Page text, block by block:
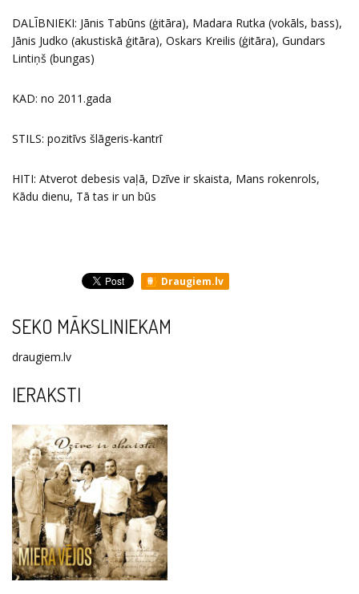
DALĪBNIEKI: Jānis Tabūns (ģitāra), Madara Rutka (vokāls, bass),
Jānis Judko (akustiskā ģitāra), Oskars Kreilis (ģitāra), Gundars
Lintiņš (bungas)
KAD: no 2011.gada
STILS: pozitīvs šlāgeris-kantrī
HITI: Atverot debesis vaļā, Dzīve ir skaista, Mans rokenrols,
Kādu dienu, Tā tas ir un būs
Draugiem.lv
SEKO MĀKSLINIEKAM
draugiem.lv
IERAKSTI